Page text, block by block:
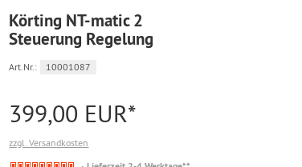
Körting NT-matic 2
Steuerung Regelung
Art.Nr.: 10001087
399,00 EUR*
zzgl. Versandkosten